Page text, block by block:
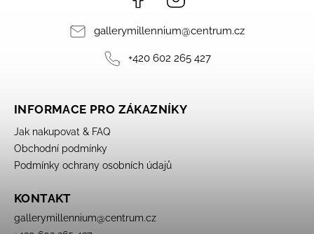
gallerymillennium@centrum.cz
+420 602 265 427
INFORMACE PRO ZÁKAZNÍKY
Jak nakupovat & FAQ
Obchodní podmínky
Podmínky ochrany osobních údajů
KONTAKT
gallerymillennium@centrum.cz